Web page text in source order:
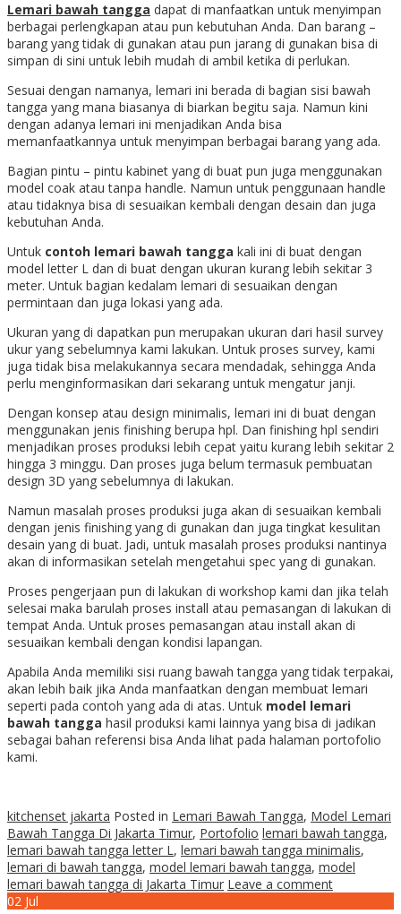
Lemari bawah tangga dapat di manfaatkan untuk menyimpan
berbagai perlengkapan atau pun kebutuhan Anda. Dan barang –
barang yang tidak di gunakan atau pun jarang di gunakan bisa di
simpan di sini untuk lebih mudah di ambil ketika di perlukan.
Sesuai dengan namanya, lemari ini berada di bagian sisi bawah
tangga yang mana biasanya di biarkan begitu saja. Namun kini
dengan adanya lemari ini menjadikan Anda bisa
memanfaatkannya untuk menyimpan berbagai barang yang ada.
Bagian pintu – pintu kabinet yang di buat pun juga menggunakan
model coak atau tanpa handle. Namun untuk penggunaan handle
atau tidaknya bisa di sesuaikan kembali dengan desain dan juga
kebutuhan Anda.
Untuk contoh lemari bawah tangga kali ini di buat dengan
model letter L dan di buat dengan ukuran kurang lebih sekitar 3
meter. Untuk bagian kedalam lemari di sesuaikan dengan
permintaan dan juga lokasi yang ada.
Ukuran yang di dapatkan pun merupakan ukuran dari hasil survey
ukur yang sebelumnya kami lakukan. Untuk proses survey, kami
juga tidak bisa melakukannya secara mendadak, sehingga Anda
perlu menginformasikan dari sekarang untuk mengatur janji.
Dengan konsep atau design minimalis, lemari ini di buat dengan
menggunakan jenis finishing berupa hpl. Dan finishing hpl sendiri
menjadikan proses produksi lebih cepat yaitu kurang lebih sekitar 2
hingga 3 minggu. Dan proses juga belum termasuk pembuatan
design 3D yang sebelumnya di lakukan.
Namun masalah proses produksi juga akan di sesuaikan kembali
dengan jenis finishing yang di gunakan dan juga tingkat kesulitan
desain yang di buat. Jadi, untuk masalah proses produksi nantinya
akan di informasikan setelah mengetahui spec yang di gunakan.
Proses pengerjaan pun di lakukan di workshop kami dan jika telah
selesai maka barulah proses install atau pemasangan di lakukan di
tempat Anda. Untuk proses pemasangan atau install akan di
sesuaikan kembali dengan kondisi lapangan.
Apabila Anda memiliki sisi ruang bawah tangga yang tidak terpakai,
akan lebih baik jika Anda manfaatkan dengan membuat lemari
seperti pada contoh yang ada di atas. Untuk model lemari
bawah tangga hasil produksi kami lainnya yang bisa di jadikan
sebagai bahan referensi bisa Anda lihat pada halaman portofolio
kami.
kitchenset jakarta Posted in Lemari Bawah Tangga, Model Lemari
Bawah Tangga Di Jakarta Timur, Portofolio lemari bawah tangga,
lemari bawah tangga letter L, lemari bawah tangga minimalis,
lemari di bawah tangga, model lemari bawah tangga, model
lemari bawah tangga di Jakarta Timur Leave a comment
02 Jul